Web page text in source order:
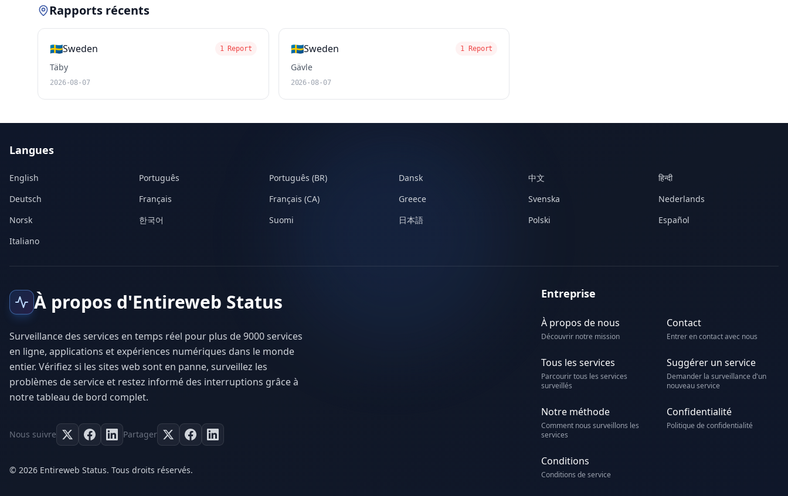
Rapports récents
🇸🇪Sweden 1 Report
Täby
2026-08-07
🇸🇪Sweden 1 Report
Gävle
2026-08-07
Langues
English Português Português (BR) Dansk 中文
हिन्दी
Deutsch
Français Français (CA) Greece Svenska
Nederlands
Norsk
한국어 Suomi 日本語 Polski
Español
Italiano
À propos d'Entireweb Status
Surveillance des services en temps réel pour plus de 9000 services
en ligne, applications et expériences numériques dans le monde
entier. Vérifiez si les sites web sont en panne, surveillez les
problèmes de service et restez informé des interruptions grâce à
notre tableau de bord complet.
Nous suivre Partager
© 2026 Entireweb Status. Tous droits réservés.
Entreprise
À propos de nous
Découvrir notre mission
Contact
Entrer en contact avec nous
Tous les services
Parcourir tous les services
surveillés
Suggérer un service
Demander la surveillance d'un
nouveau service
Notre méthode
Comment nous surveillons les
services
Confidentialité
Politique de confidentialité
Conditions
Conditions de service